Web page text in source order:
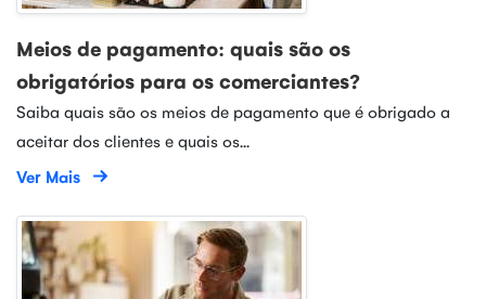
Meios de pagamento: quais são os
obrigatórios para os comerciantes?
Saiba quais são os meios de pagamento que é obrigado a
aceitar dos clientes e quais os...
Ver Mais